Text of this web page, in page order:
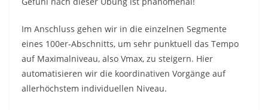
Im Anschluss gehen wir in die einzelnen Segmente
eines 100er-Abschnitts, um sehr punktuell das Tempo
auf Maximalniveau, also Vmax, zu steigern. Hier
automatisieren wir die koordinativen Vorgänge auf
allerhöchstem individuellen Niveau.